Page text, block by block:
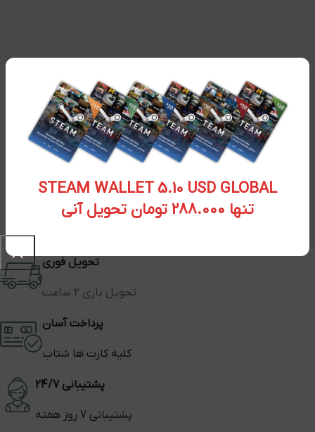
STEAM WALLET 5.10 USD GLOBAL
تنها 288.000 تومان تحویل آنی
تحویل فوری
تحویل بازی 2 ساعت
پرداخت آسان
کلیه کارت ها شتاب
پشتیبانی 24/7
پشتیبانی 7 روز هفته